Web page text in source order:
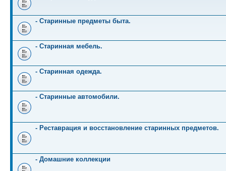
- Старинные предметы быта.
- Старинная мебель.
- Старинная одежда.
- Старинные автомобили.
- Реставрация и восстановление старинных предметов.
- Домашние коллекции